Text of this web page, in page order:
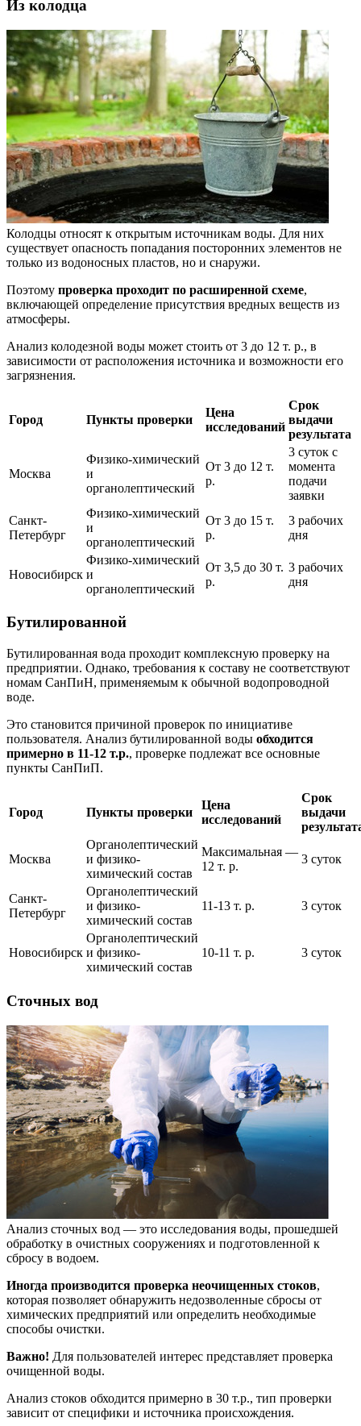
Из колодца
Колодцы относят к открытым источникам воды. Для них
существует опасность попадания посторонних элементов не
только из водоносных пластов, но и снаружи.
Поэтому проверка проходит по расширенной схеме,
включающей определение присутствия вредных веществ из
атмосферы.
Анализ колодезной воды может стоить от 3 до 12 т. р., в
зависимости от расположения источника и возможности его
загрязнения.
Город Пункты проверки
Цена
исследований
Срок
выдачи
результата
Москва
Физико-химический
и
органолептический
От 3 до 12 т.
р.
3 суток с
момента
подачи
заявки
Санкт-
Петербург
Физико-химический
и
органолептический
От 3 до 15 т.
р.
3 рабочих
дня
Новосибирск
Физико-химический
и
органолептический
От 3,5 до 30 т.
р.
3 рабочих
дня
Бутилированной
Бутилированная вода проходит комплексную проверку на
предприятии. Однако, требования к составу не соответствуют
номам СанПиН, применяемым к обычной водопроводной
воде.
Это становится причиной проверок по инициативе
пользователя. Анализ бутилированной воды обходится
примерно в 11-12 т.р., проверке подлежат все основные
пункты СанПиП.
Город Пункты проверки
Цена
исследований
Срок
выдачи
Москва
Органолептический
и физико-
химический состав
Максимальная —
12 т. р.
3 суток
Санкт-
Петербург
Органолептический
и физико-
химический состав
11-13 т. р. 3 суток
Новосибирск
Органолептический
и физико-
химический состав
10-11 т. р. 3 суток
Сточных вод
Анализ сточных вод — это исследования воды, прошедшей
обработку в очистных сооружениях и подготовленной к
сбросу в водоем.
Иногда производится проверка неочищенных стоков,
которая позволяет обнаружить недозволенные сбросы от
химических предприятий или определить необходимые
способы очистки.
Важно! Для пользователей интерес представляет проверка
очищенной воды.
Анализ стоков обходится примерно в 30 т.р., тип проверки
зависит от специфики и источника происхождения.